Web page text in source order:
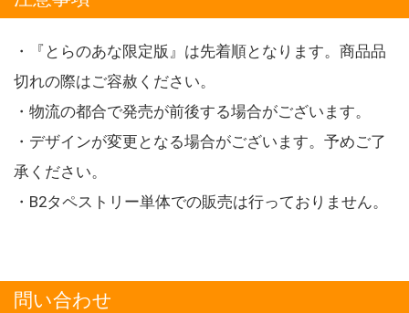
・『とらのあな限定版』は先着順となります。商品品
切れの際はご容赦ください。
・物流の都合で発売が前後する場合がございます。
・デザインが変更となる場合がございます。予めご了
承ください。
・B2タペストリー単体での販売は行っておりません。
問い合わせ